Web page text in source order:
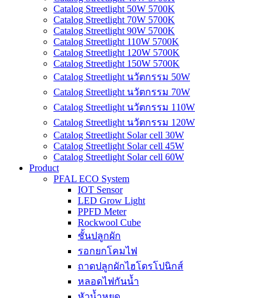
Catalog Streetlight 50W 5700K
Catalog Streetlight 70W 5700K
Catalog Streetlight 90W 5700K
Catalog Streetlight 110W 5700K
Catalog Streetlight 120W 5700K
Catalog Streetlight 150W 5700K
Catalog Streetlight นวัตกรรม 50W
Catalog Streetlight นวัตกรรม 70W
Catalog Streetlight นวัตกรรม 110W
Catalog Streetlight นวัตกรรม 120W
Catalog Streetlight Solar cell 30W
Catalog Streetlight Solar cell 45W
Catalog Streetlight Solar cell 60W
Product
PFAL ECO System
IOT Sensor
LED Grow Light
PPFD Meter
Rockwool Cube
ชั้นปลูกผัก
รอกยกโคมไฟ
ถาดปลูกผักไฮโดรโปนิกส์
หลอดไฟกันน้ำ